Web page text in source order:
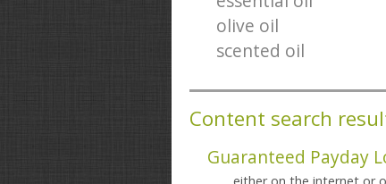
olive oil
scented oil
Content search
Guaranteed Payday